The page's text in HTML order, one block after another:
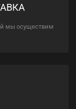
мы осуществим